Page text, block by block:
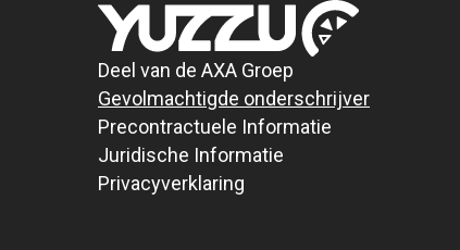
Deel van de AXA Groep
Gevolmachtigde onderschrijver
Precontractuele Informatie
Juridische Informatie
Privacyverklaring